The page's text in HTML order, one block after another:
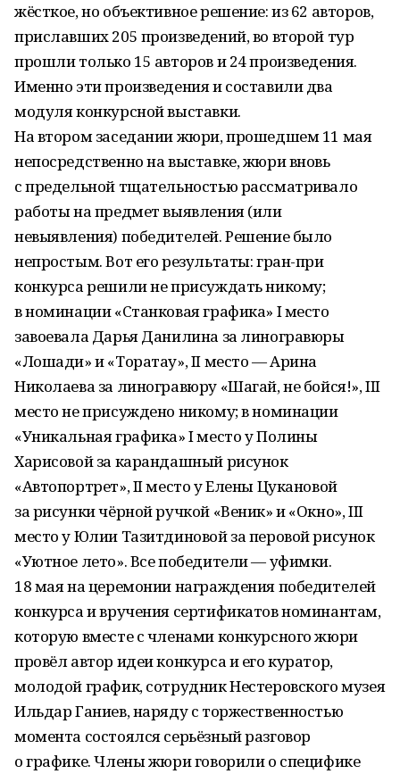
жёсткое, но объективное решение: из 62 авторов,
приславших 205 произведений, во второй тур
прошли только 15 авторов и 24 произведения.
Именно эти произведения и составили два
модуля конкурсной выставки.
На втором заседании жюри, прошедшем 11 мая
непосредственно на выставке, жюри вновь
с предельной тщательностью рассматривало
работы на предмет выявления (или
невыявления) победителей. Решение было
непростым. Вот его результаты: гран-при
конкурса решили не присуждать никому;
в номинации «Станковая графика» I место
завоевала Дарья Данилина за линогравюры
«Лошади» и «Торатау», II место — Арина
Николаева за линогравюру «Шагай, не бойся!», III
место не присуждено никому; в номинации
«Уникальная графика» I место у Полины
Харисовой за карандашный рисунок
«Автопортрет», II место у Елены Цукановой
за рисунки чёрной ручкой «Веник» и «Окно», III
место у Юлии Тазитдиновой за перовой рисунок
«Уютное лето». Все победители — уфимки.
18 мая на церемонии награждения победителей
конкурса и вручения сертификатов номинантам,
которую вместе с членами конкурсного жюри
провёл автор идеи конкурса и его куратор,
молодой график, сотрудник Нестеровского музея
Ильдар Ганиев, наряду с торжественностью
момента состоялся серьёзный разговор
о графике. Члены жюри говорили о специфике